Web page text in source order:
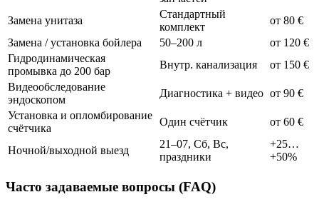
Замена унитаза
Стандартный
комплект
от 80 €
Замена / установка бойлера
50–200 л
от 120 €
Гидродинамическая
промывка до 200 бар
Внутр. канализация
от 150 €
Видеообследование
эндоскопом
Диагностика + видео от 90 €
Установка и опломбирование
счётчика
Один счётчик от 60 €
Ночной/выходной выезд
21–07, Сб, Вс,
праздники
+25…
+50%
Часто задаваемые вопросы (FAQ)